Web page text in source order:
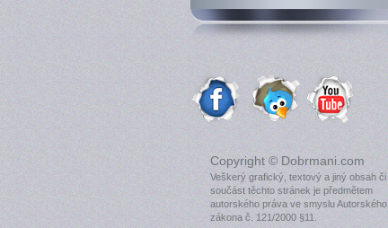
Copyright © Dobrmani.com
Veškerý grafický, textový a jiný obsah či
součást těchto stránek je předmětem
autorského práva ve smyslu Autorského
zákona č. 121/2000 §11.